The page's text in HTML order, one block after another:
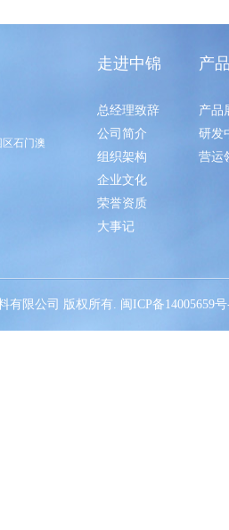
石门澳
走进中锦
总经理致辞
公司简介
组织架构
企业文化
荣誉资质
大事记
产
产品
研发
营运
有限公司 版权所有. 闽ICP备14005659